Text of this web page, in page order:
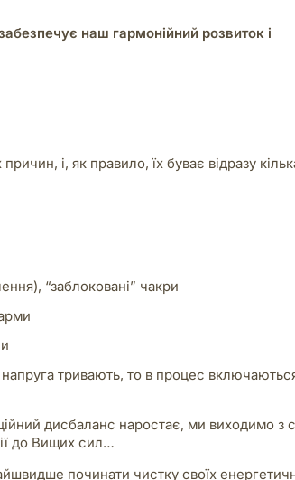
наш гармонійний розвиток і
і, як правило, їх буває відразу
“заблоковані” чакри
тривають, то в процес
дисбаланс наростає, ми виходимо з
до Вищих сил…
починати чистку своїх